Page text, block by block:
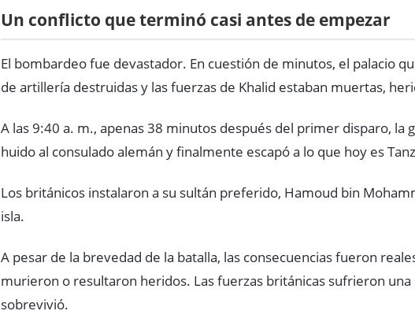
Un conflicto que terminó casi antes de empezar
El bombardeo fue devastador. En cuestión de minutos, el palacio
de artillería destruidas y las fuerzas de Khalid estaban muertas,
A las 9:40 a. m., apenas 38 minutos después del primer disparo, la
huido al consulado alemán y finalmente escapó a lo que hoy es
Los británicos instalaron a su sultán preferido, Hamoud bin
isla.
A pesar de la brevedad de la batalla, las consecuencias fueron
murieron o resultaron heridos. Las fuerzas británicas sufrieron
sobrevivió.